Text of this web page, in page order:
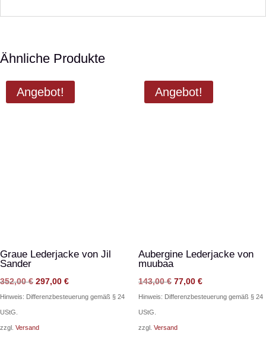
Ähnliche Produkte
Angebot!
Graue Lederjacke von Jil
Sander
352,00€ Ursprünglicher
Preis
352,00 €
297,00 €Aktueller
Preis
Hinweis: Differenzbesteuerung gemäß § 24
UStG.
zzgl. Versand
Angebot!
Aubergine Lederjacke von
muubaa
143,00€ Ursprünglicher
Preis
143,00 €
77,00 €Aktueller
Preis
Hinweis: Differenzbesteuerung gemäß § 24
UStG.
zzgl. Versand